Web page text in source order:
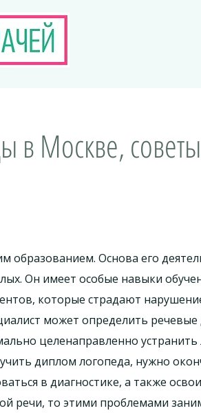
в Москве,
образованием. Основа его
Он имеет особые навыки
которые страдают
может определить
целенаправленно
диплом логопеда, нужно
в диагностике, а также
речи, то этими проблемами